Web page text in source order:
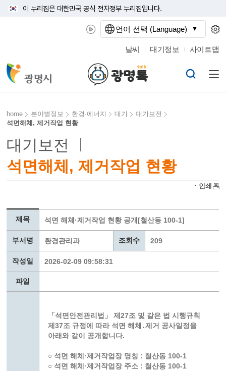
이 누리집은 대한민국 공식 전자정부 누리집입니다.
날씨 대기정보 사이트맵
home 분야별정보 환경·에너지 대기
대기보전
석면해체, 제거작업 현황
대기보전
석면해체, 제거작업 현황
ㆍ인쇄
제목 석면 해체·제거작업 현황 공개[철산동 100-1]
부서명 환경관리과 조회수 209
작성일 2026-02-09 09:58:31
파일
「석면안전관리법」 제27조 및 같은 법 시행규칙
제37조 규정에 따라 석면 해체․제거 공사일정을
아래와 같이 공개합니다.
○ 석면 해체·제거작업장 명칭 : 철산동 100-1
○ 석면 해체·제거작업장 주소 : 철산동 100-1
언어 선택 (Language)